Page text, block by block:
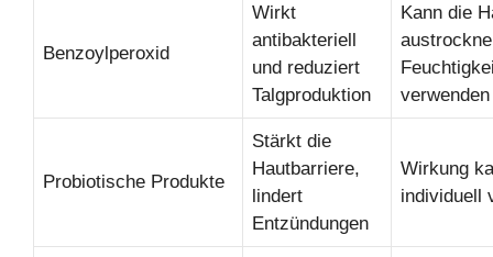
Benzoylperoxid
Wirkt
antibakteriell
und reduziert
Talgproduktion
Kann die
verwenden
Probiotische Produkte
Stärkt die
Hautbarriere,
lindert
Entzündungen
Wirkung
individuell